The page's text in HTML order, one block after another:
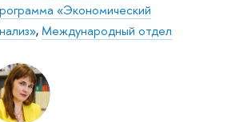
«Экономический
,Международный отдел